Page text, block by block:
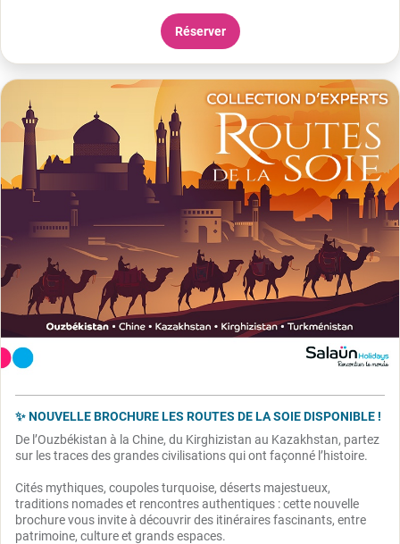
Réserver
✨ NOUVELLE BROCHURE LES ROUTES DE LA SOIE DISPONIBLE !
De l’Ouzbékistan à la Chine, du Kirghizistan au Kazakhstan, partez
sur les traces des grandes civilisations qui ont façonné l’histoire.
Cités mythiques, coupoles turquoise, déserts majestueux,
traditions nomades et rencontres authentiques : cette nouvelle
brochure vous invite à découvrir des itinéraires fascinants, entre
patrimoine, culture et grands espaces.